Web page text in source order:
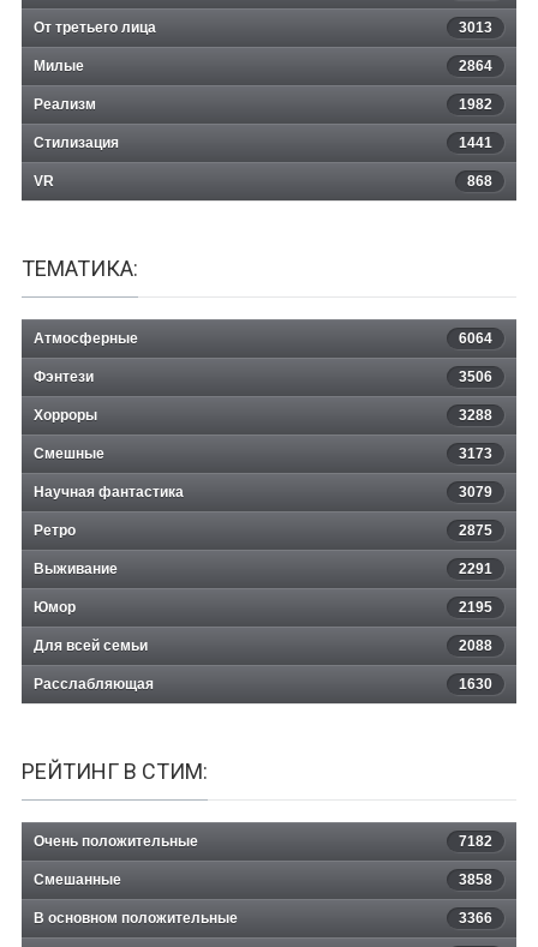
От третьего лица 3013
Милые 2864
Реализм 1982
Стилизация 1441
VR 868
ТЕМАТИКА:
Атмосферные 6064
Фэнтези 3506
Хорроры 3288
Смешные 3173
Научная фантастика 3079
Ретро 2875
Выживание 2291
Юмор 2195
Для всей семьи 2088
Расслабляющая 1630
РЕЙТИНГ В СТИМ:
Очень положительные 7182
Смешанные 3858
В основном положительные 3366